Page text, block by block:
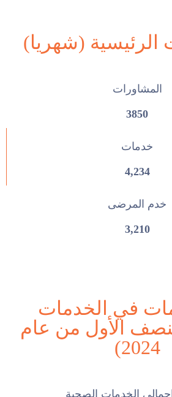
الرئيسية (شهريا)
المشاورات
3850
خدمات
4,234
خدم المرضى
3,210
في الخدمات
الأول من عام
2024)